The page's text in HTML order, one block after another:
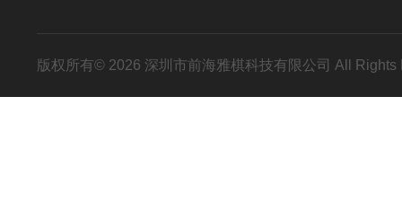
版权所有© 2026 深圳市前海雅棋科技有限公司 All